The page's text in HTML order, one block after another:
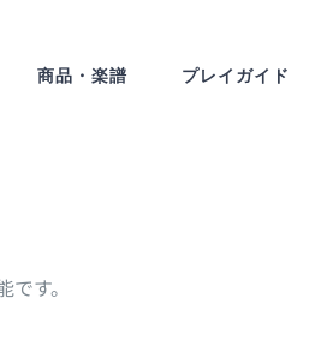
商品・楽譜 プレイガイド
す。